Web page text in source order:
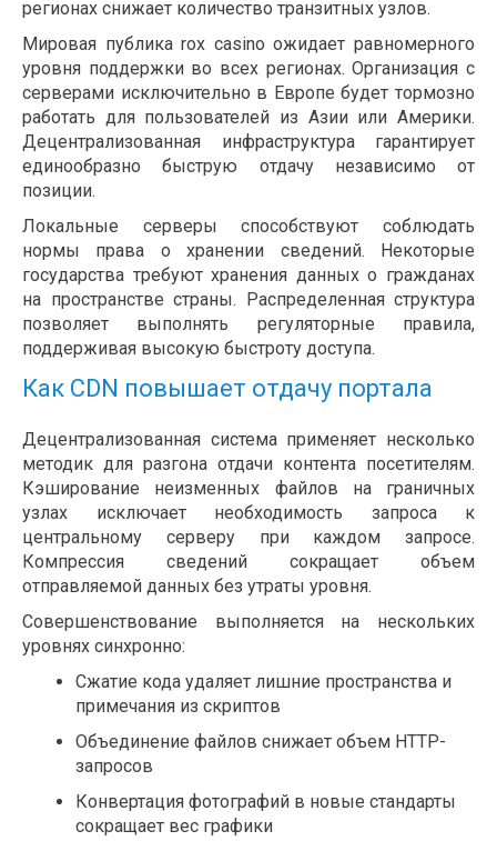
регионах снижает количество транзитных узлов.
Мировая публика rox casino ожидает равномерного
уровня поддержки во всех регионах. Организация с
серверами исключительно в Европе будет тормозно
работать для пользователей из Азии или Америки.
Децентрализованная инфраструктура гарантирует
единообразно быструю отдачу независимо от
позиции.
Локальные серверы способствуют соблюдать
нормы права о хранении сведений. Некоторые
государства требуют хранения данных о гражданах
на пространстве страны. Распределенная структура
позволяет выполнять регуляторные правила,
поддерживая высокую быстроту доступа.
Как CDN повышает отдачу портала
Децентрализованная система применяет несколько
методик для разгона отдачи контента посетителям.
Кэширование неизменных файлов на граничных
узлах исключает необходимость запроса к
центральному серверу при каждом запросе.
Компрессия сведений сокращает объем
отправляемой данных без утраты уровня.
Совершенствование выполняется на нескольких
уровнях синхронно:
Сжатие кода удаляет лишние пространства и
примечания из скриптов
Объединение файлов снижает объем HTTP-
запросов
Конвертация фотографий в новые стандарты
сокращает вес графики